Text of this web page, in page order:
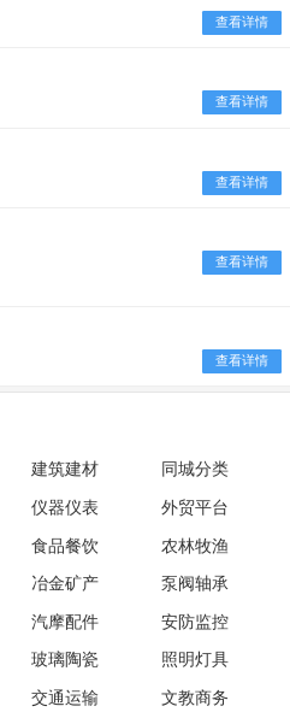
查看详情
查看详情
查看详情
查看详情
查看详情
建筑建材
同城分类
仪器仪表
外贸平台
食品餐饮
农林牧渔
冶金矿产
泵阀轴承
汽摩配件
安防监控
玻璃陶瓷
照明灯具
交通运输 文教商务